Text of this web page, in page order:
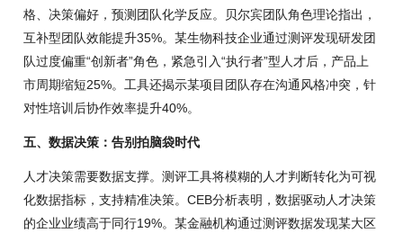
格、决策偏好，预测团队化学反应。贝尔宾团队角色理论指出，
互补型团队效能提升35%。某生物科技企业通过测评发现研发团
队过度偏重“创新者”角色，紧急引入“执行者”型人才后，产品上
市周期缩短25%。工具还揭示某项目团队存在沟通风格冲突，针
对性培训后协作效率提升40%。
五、数据决策：告别拍脑袋时代
人才决策需要数据支撑。测评工具将模糊的人才判断转化为可视
化数据指标，支持精准决策。CEB分析表明，数据驱动人才决策
的企业业绩高于同行19%。某金融机构通过测评数据发现某大区